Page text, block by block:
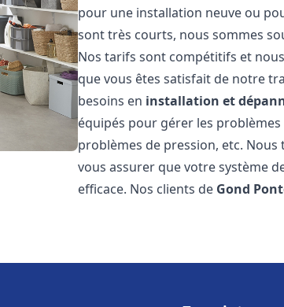
pour une installation neuve ou
sont très courts, nous sommes
Nos tarifs sont compétitifs et
que vous êtes satisfait de notre
besoins en installation et
équipés pour gérer les
problèmes de pression, etc.
vous assurer que votre système
efficace. Nos clients de Gond